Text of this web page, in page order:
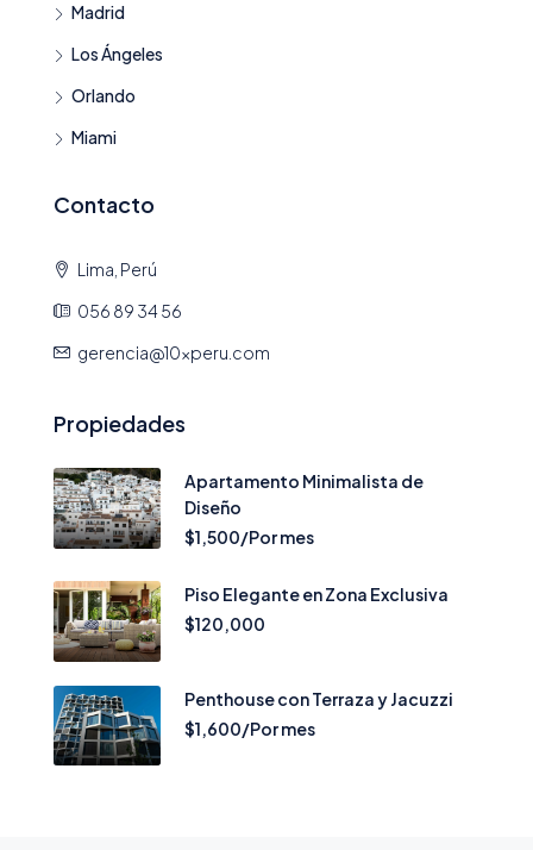
Madrid
Los Ángeles
Orlando
Miami
Contacto
Lima, Perú
056 89 34 56
gerencia@10xperu.com
Propiedades
Apartamento Minimalista de
Diseño
$1,500/Por mes
Piso Elegante en Zona Exclusiva
$120,000
Penthouse con Terraza y Jacuzzi
$1,600/Por mes